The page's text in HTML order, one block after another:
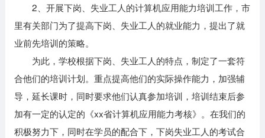
2、开展下岗、失业工人的计算机应用能力培训工作，市
里有关部门为了提高下岗、失业工人的就业能力，提出了就
业前先培训的策略。
为此，学校根据下岗、失业工人的特点，制定了一套符
合他们的培训计划。重点提高他们的实际操作能力，加强辅
导，延长课时，同时要求他们认真参加培训，培训结束后参
加有一定的认定的《xx省计算机应用能力考核》。在我们的
积极努力下，同时在学员的配合下，下岗失业工人的考试合